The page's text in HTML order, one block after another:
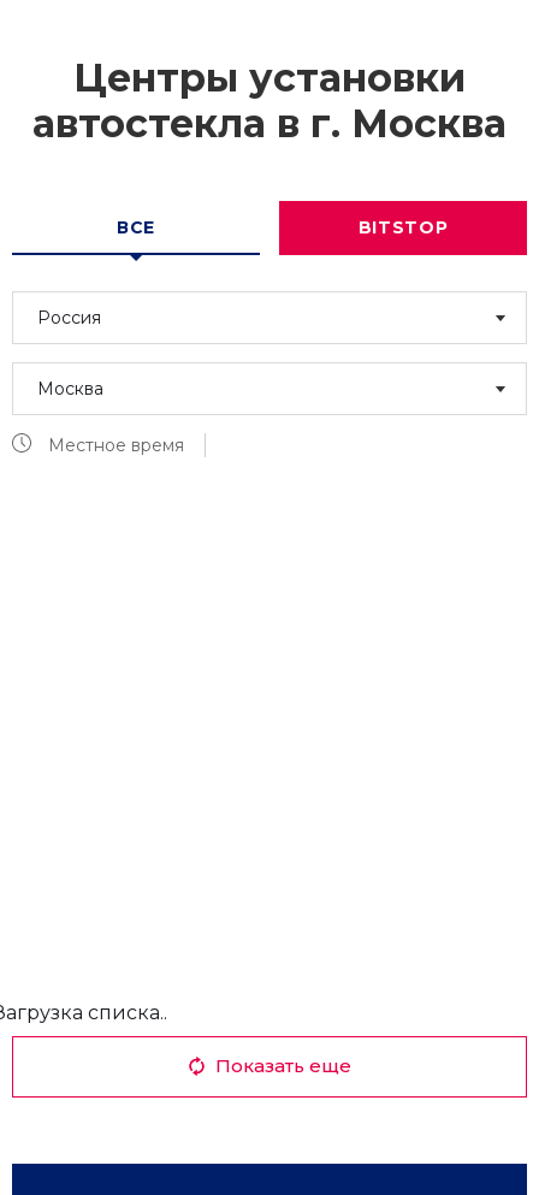
Центры установки
автостекла в г. Москва
ВСЕ BITSTOP
Россия
Москва
Местное время
списка..
Показать еще